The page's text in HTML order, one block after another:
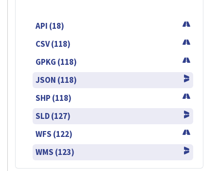
API (18)
CSV (118)
GPKG (118)
JSON (118)
SHP (118)
SLD (127)
WFS (122)
WMS (123)